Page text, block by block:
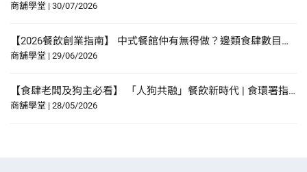
商舖學堂 | 30/07/2026
【2026餐飲創業指南】 中式餐館仲有無得做？邊類食肆數目增幅最多？研究報告中尋找餐飲創業貼士？
商舖學堂 | 29/06/2026
【食肆老闆及狗主必看】 「人狗共融」餐飲新時代 | 食環署指引懶人包！
商舖學堂 | 28/05/2026